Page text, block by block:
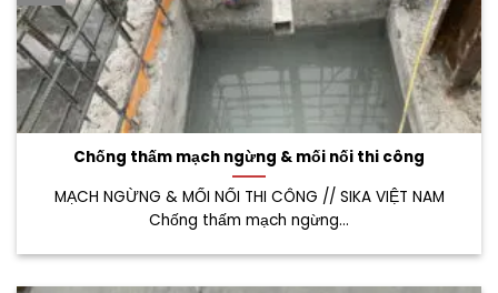
Chống thấm mạch ngừng & mối nối thi công
MẠCH NGỪNG & MỐI NỐI THI CÔNG // SIKA VIỆT NAM
Chống thấm mạch ngừng...